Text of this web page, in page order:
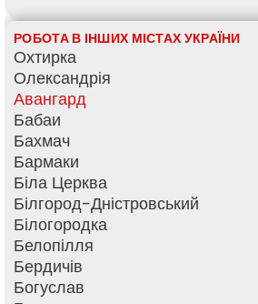
РОБОТА В ІНШИХ МІСТАХ УКРАЇНИ
Охтирка
Олександрія
Авангард
Бабаи
Бахмач
Бармаки
Біла Церква
Білгород-Дністровський
Білогородка
Белопілля
Бердичів
Богуслав